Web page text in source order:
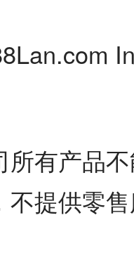
有产品
提供零